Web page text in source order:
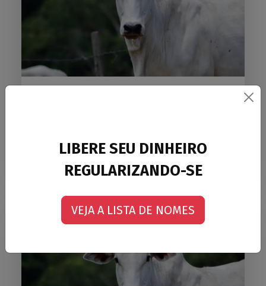
ASSOCIADOS ...
LIBERE SEU DINHEIRO
REGULARIZANDO-SE
VEJA A LISTA DE NOMES